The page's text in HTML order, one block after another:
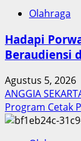
Olahraga
Hadapi
Beraudiensi
Agustus 5, 2026
ANGGIA
Program Cetak